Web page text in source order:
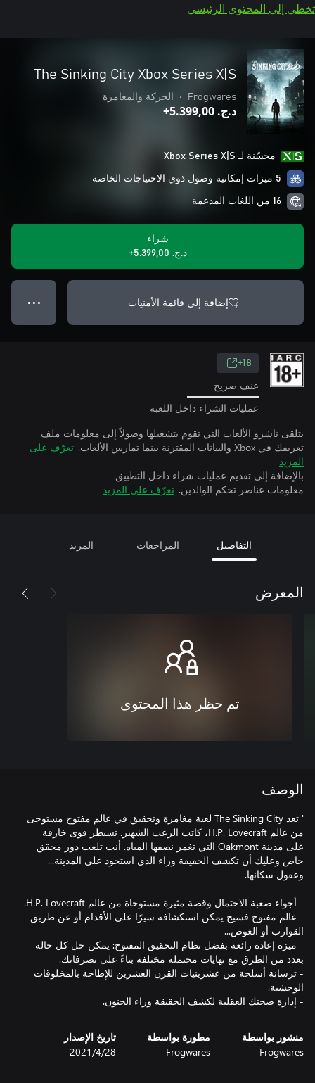
تخطي إلى المحتوى الرئيسي
The Sinking City Xbox Series X|S
Frogwares
• الحركة والمغامرة
د.ج.‏ 5.399,00+
محسّنة لـ Xbox Series X|S
5 ميزات إمكانية وصول ذوي الاحتياجات الخاصة
16 من اللغات المدعمة
شراء
د.ج.‏ 5.399,00+
إضافة إلى قائمة الأمنيات ● ● ●
18+
عنف صريح
عمليات الشراء داخل اللعبة
يتلقى ناشرو الألعاب التي تقوم بتشغيلها وصولاً إلى معلومات ملف
تعريفك في Xbox والبيانات المقترنة بينما تمارس الألعاب.
تعرّف على
المزيد
بالإضافة إلى تقديم عمليات شراء داخل التطبيق
معلومات عناصر تحكم الوالدين. تعرّف على المزيد
التفاصيل المراجعات المزيد
المعرض
تم حظر هذا المحتوى
الوصف
' تعد The Sinking City‏ لعبة مغامرة وتحقيق في عالم مفتوح مستوحى
من عالم H.P. Lovecraft، كاتب الرعب الشهير. تسيطر قوى خارقة
على مدينة Oakmont التي تغمر نصفها المياه. أنت تلعب دور محقق
خاص وعليك أن تكشف الحقيقة وراء الذي استحوذ على المدينة...
- عالم مفتوح فسيح يمكن استكشافه سيرًا على الأقدام أو عن طريق
- ميزة إعادة رائعة بفضل نظام التحقيق المفتوح: يمكن حل كل حالة
- ترسانة أسلحة من عشرينيات القرن العشرين للإطاحة بالمخلوقات
- إدارة صحتك العقلية لكشف الحقيقة وراء الجنون.
منشور بواسطة
Frogwares
مطورة بواسطة
Frogwares
تاريخ الإصدار
28‏/4‏/2021